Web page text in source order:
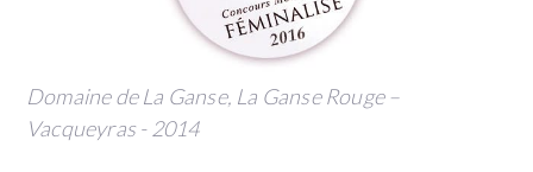
Domaine de La Ganse, La Ganse Rouge –
Vacqueyras - 2014